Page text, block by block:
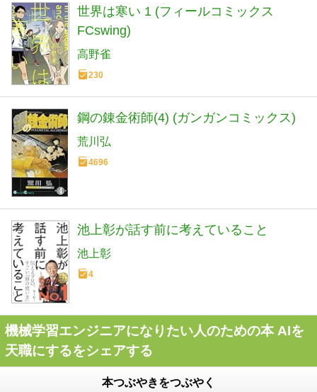
世界は寒い 1 (フィールコミックス
FCswing)
高野雀
230
鋼の錬金術師(4) (ガンガンコミックス)
荒川弘
4696
池上彰が話す前に考えていること
池上彰
4
機械学習エンジニアになりたい人のための本 AIを
天職にするをシェアする
本つぶやきをつぶやく